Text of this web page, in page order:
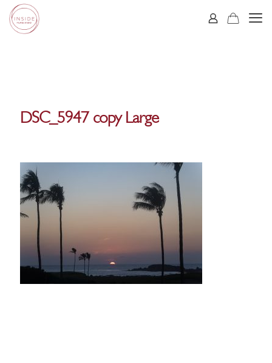
DSC_5947 copy Large